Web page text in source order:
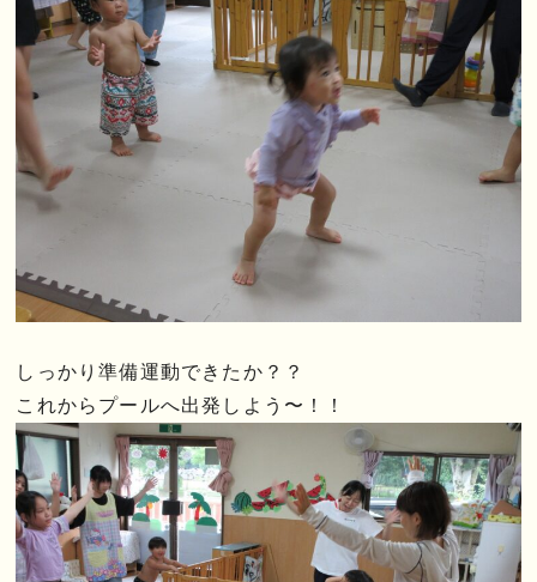
しっかり準備運動できたか？？
これからプールへ出発しよう〜！！